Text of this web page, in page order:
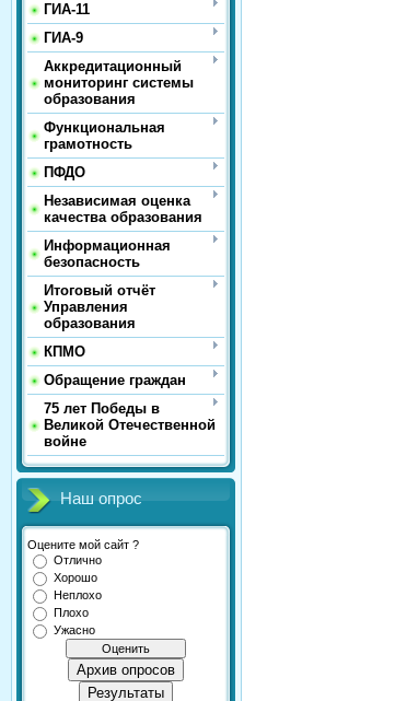
ГИА-11
ГИА-9
Аккредитационный
мониторинг системы
образования
Функциональная
грамотность
ПФДО
Независимая оценка
качества образования
Информационная
безопасность
Итоговый отчёт
Управления
образования
КПМО
Обращение граждан
75 лет Победы в
Великой Отечественной
войне
Наш опрос
Оцените мой сайт ?
Отлично
Хорошо
Неплохо
Плохо
Ужасно
Архив опросов
Результаты